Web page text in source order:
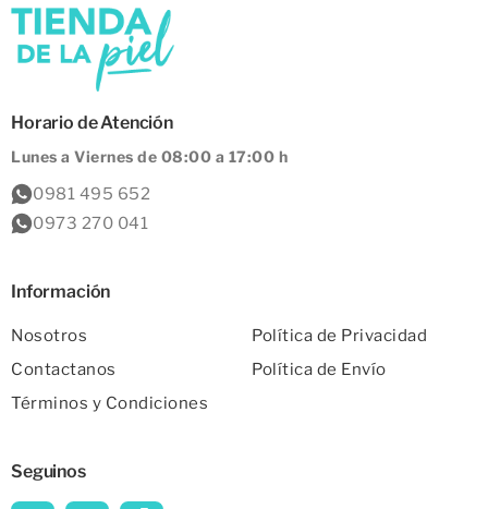
Horario de Atención
Lunes a Viernes de 08:00 a 17:00 h
0981 495 652
0973 270 041
Información
Nosotros
Contactanos
Términos y Condiciones
Política de Privacidad
Política de Envío
Seguinos